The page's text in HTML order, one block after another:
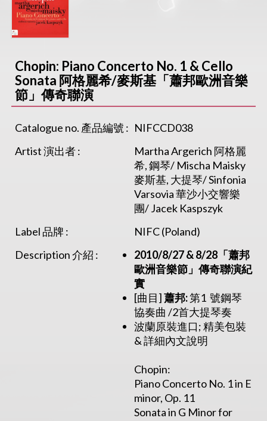
Chopin: Piano Concerto No. 1 & Cello
Sonata 阿格麗希/麥斯基「蕭邦歐洲音樂
節」傳奇聯演
Catalogue no. 產品編號 : NIFCCD038
Artist 演出者 :
Martha Argerich 阿格麗
希, 鋼琴/ Mischa Maisky
麥斯基, 大提琴/ Sinfonia
Varsovia 華沙小交響樂
團/ Jacek Kaspszyk
Label 品牌 :
NIFC (Poland)
Description 介紹 :
2010/8/27 & 8/28 「蕭邦
歐洲音樂節」傳奇聯演紀
實
[曲目]蕭邦:第1 號鋼琴
協奏曲 /2首大提琴奏
波蘭原裝進口; 精美包裝
& 詳細內文說明
Chopin:
Piano Concerto No. 1 in E
minor, Op. 11
Sonata in G Minor for